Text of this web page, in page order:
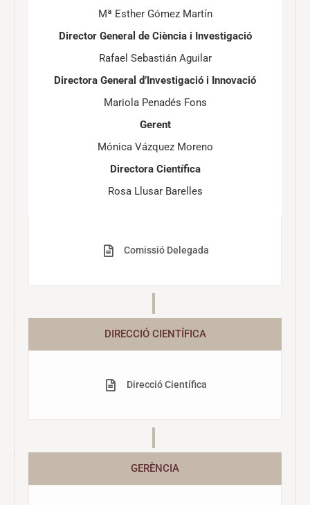
Mª Esther Gómez Martín
Director General de Ciència i Investigació
Rafael Sebastián Aguilar
Directora General d’Investigació i Innovació
Mariola Penadés Fons
Gerent
Mónica Vázquez Moreno
Directora Científica
Rosa Llusar Barelles
Comissió Delegada
DIRECCIÓ CIENTÍFICA
Direcció Científica
GERÈNCIA